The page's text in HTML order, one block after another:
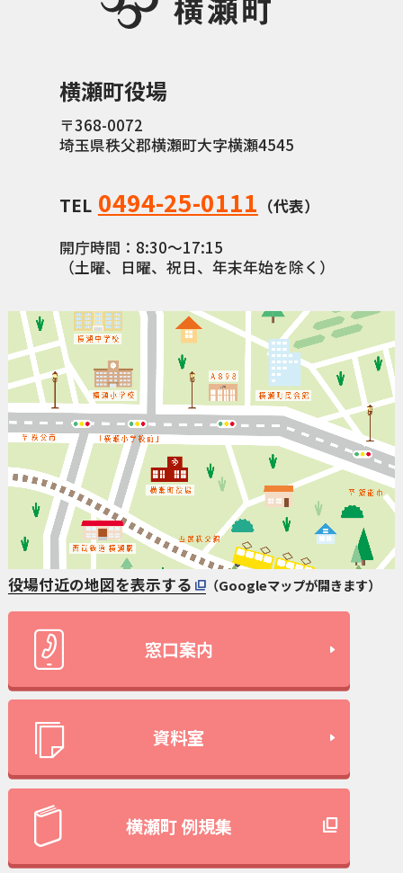
横瀬町役場
〒368-0072
埼玉県秩父郡横瀬町大字横瀬4545
TEL 0494-25-0111 （代表）
開庁時間：8:30〜17:15
（土曜、日曜、祝日、年末年始を除く）
役場付近の地図を表示する （Googleマップが開きます）
窓口案内
資料室
横瀬町 例規集